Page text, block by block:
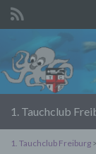
1. Tauchclub
1. Tauchclub Freiburg >